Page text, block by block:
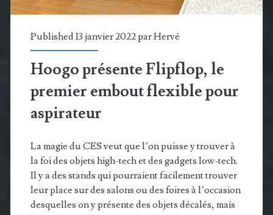
Published 13 janvier 2022 parHervé
Hoogo présente Flipflop, le
premier embout flexible pour
aspirateur
La magie du CES veut que l’on puisse y trouver à
la foi des objets high-tech et des gadgets low-tech.
Il y a des stands qui pourraient facilement trouver
leur place sur des salons ou des foires à l’occasion
desquelles on y présente des objets décalés, mais